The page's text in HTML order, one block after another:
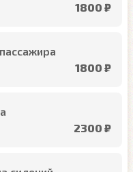
1800 ₽
1800 ₽
2300 ₽